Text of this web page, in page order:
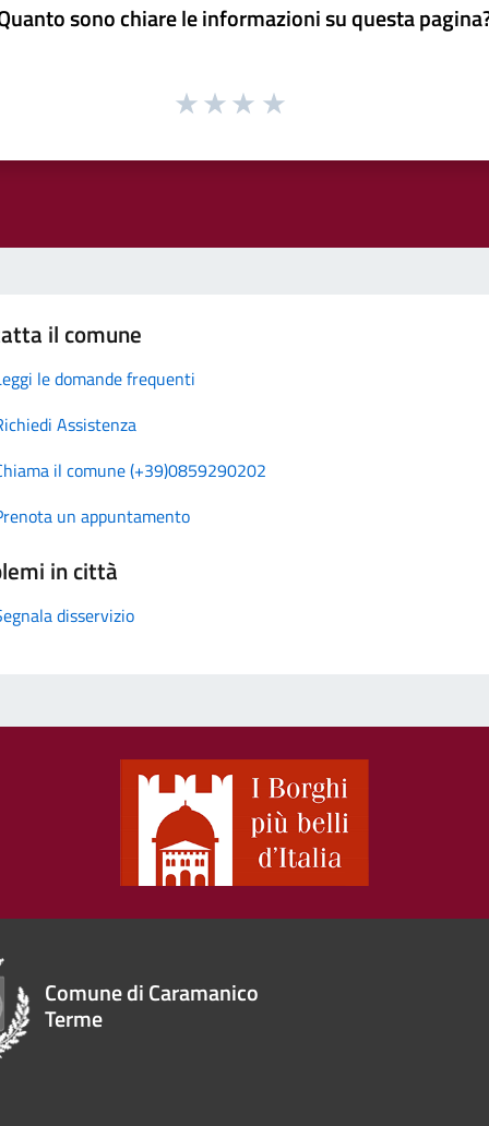
sono chiare le informazioni su questa
il comune
le domande frequenti
Assistenza
il comune (+39)0859290202
un appuntamento
in città
disservizio
Comune di Caramanico
Terme